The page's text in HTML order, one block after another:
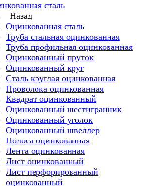
сталь
Назад
Оцинкованная сталь
Труба стальная оцинкованная
Труба профильная оцинкованная
Оцинкованный пруток
Оцинкованный круг
Сталь круглая оцинкованная
Проволока оцинкованная
Квадрат оцинкованный
Оцинкованный шестигранник
Оцинкованный уголок
Оцинкованный швеллер
Полоса оцинкованная
Лента оцинкованная
Лист оцинкованный
Лист перфорированный
оцинкованный